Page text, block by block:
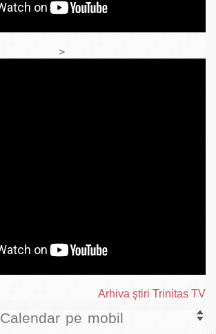
>
Arhiva ştiri Trinitas TV
Calendar pe mobil